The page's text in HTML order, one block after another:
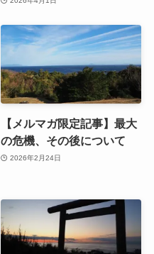
【メルマガ限定記事】最大
の危機、その後について
2026年2月24日